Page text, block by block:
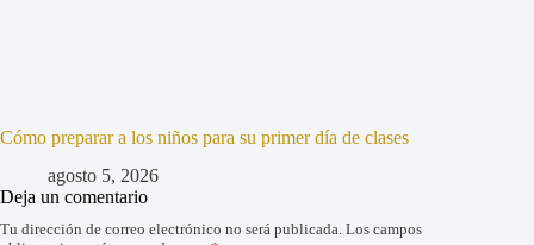
Cómo preparar a los niños para su primer día de clases
agosto 5, 2026
Deja un comentario
Tu dirección de correo electrónico no será publicada. Los campos